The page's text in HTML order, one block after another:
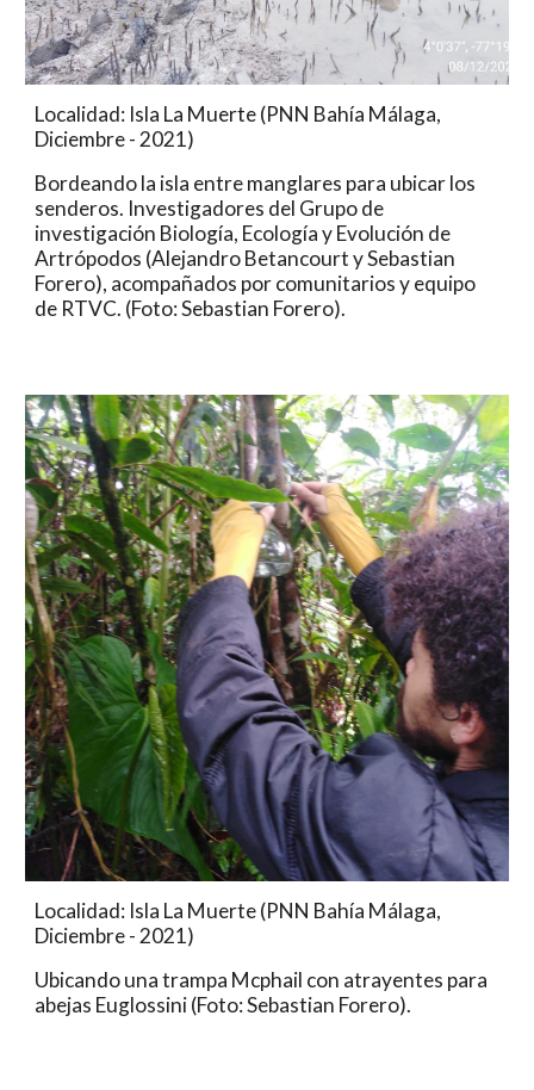
Localidad: Isla La Muerte (PNN Bahía Málaga,
Diciembre - 2021)
Bordeando la isla entre manglares para ubicar los
senderos. Investigadores del Grupo de
investigación Biología, Ecología y Evolución de
Artrópodos (Alejandro Betancourt y Sebastian
Forero), acompañados por comunitarios y equipo
de RTVC. (Foto: Sebastian Forero).
Localidad: Isla La Muerte (PNN Bahía Málaga,
Diciembre - 2021)
Ubicando una trampa Mcphail con atrayentes para
abejas Euglossini (Foto: Sebastian Forero).